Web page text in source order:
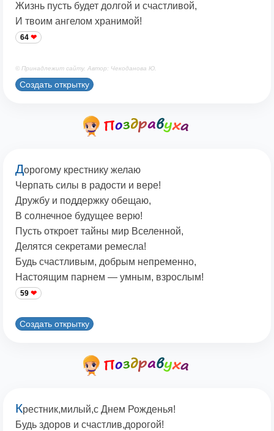
Жизнь пусть будет долгой и счастливой,
И твоим ангелом хранимой!
64
© Принадлежит сайту. Автор: Чекоданова Ю.
Создать открытку
Дорогому крестнику желаю
Черпать силы в радости и вере!
Дружбу и поддержку обещаю,
В солнечное будущее верю!
Пусть откроет тайны мир Вселенной,
Делятся секретами ремесла!
Будь счастливым, добрым непременно,
Настоящим парнем — умным, взрослым!
59
Создать открытку
Крестник,милый,с Днем Рожденья!
Будь здоров и счастлив,дорогой!